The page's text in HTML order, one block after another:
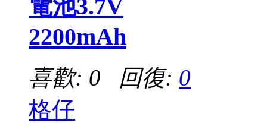
電池3.7V
2200mAh
喜歡: 0 回復: 0
格仔